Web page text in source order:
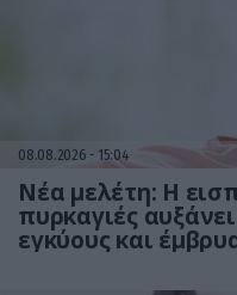
08.08.2026 15:04
Νέα μελέτη: Η
πυρκαγιές
εγκύους και